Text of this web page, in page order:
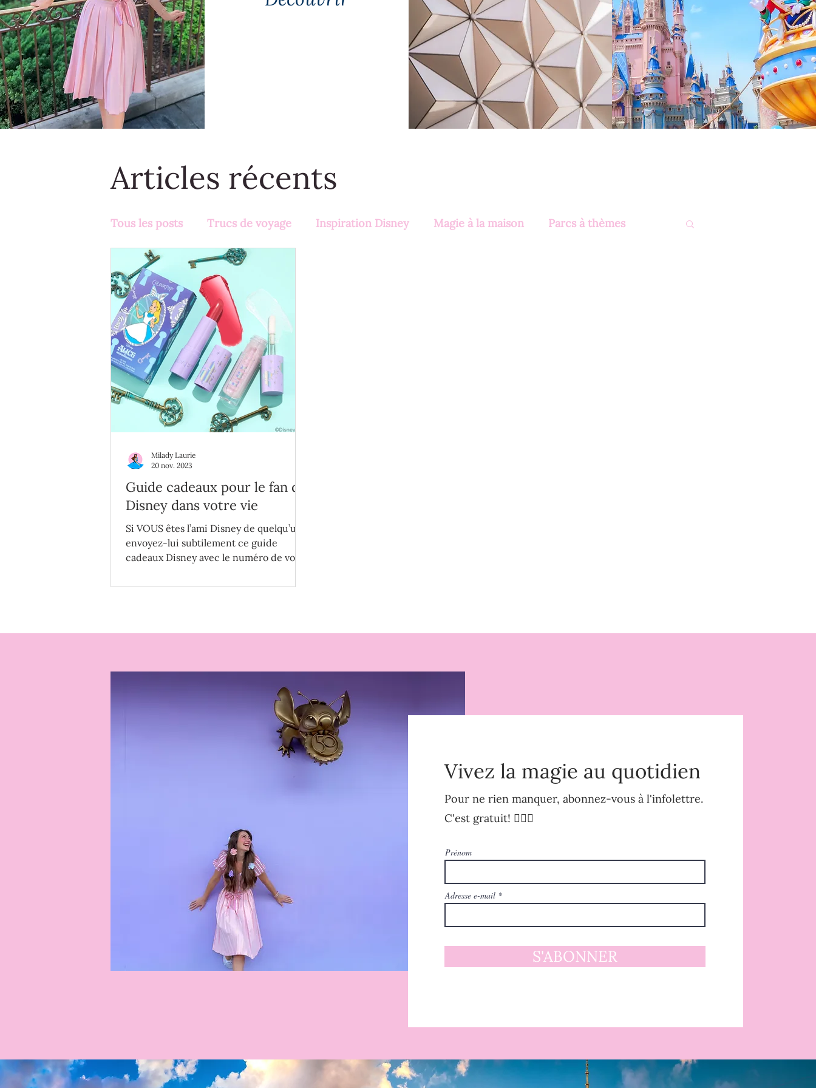
Articles récents
Tous les posts Trucs de voyage Inspiration Disney Magie à la maison Parcs à thèmes
Activités en famille
Guide cadeaux pour le fan de
Disney dans votre vie
Si VOUS êtes l’ami Disney de quelqu’un,
envoyez-lui subtilement ce guide
cadeaux Disney avec le numéro de votre
Milady Laurie
20 nov. 2023
Vivez la magie au quotidien
Pour ne rien manquer, abonnez-vous à l'infolettre.
C'est gratuit! 🧚🏻‍♀️
Prénom
Adresse e-mail
S'ABONNER